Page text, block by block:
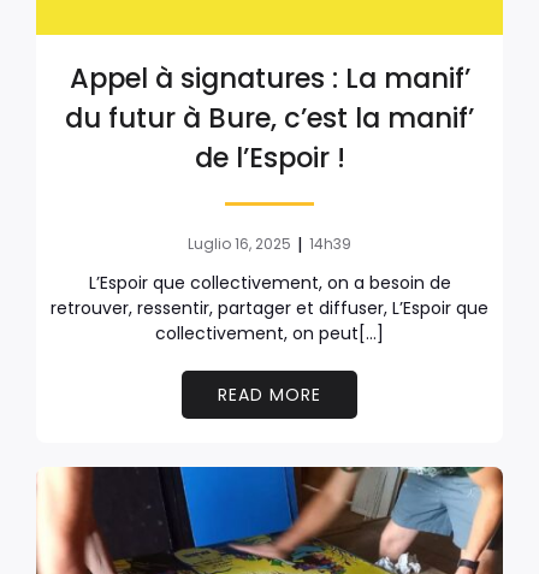
Appel à signatures : La manif’
du futur à Bure, c’est la manif’
de l’Espoir !
Luglio 16, 2025 | 14h39
L’Espoir que collectivement, on a besoin de
retrouver, ressentir, partager et diffuser, L’Espoir que
collectivement, on peut[…]
READ MORE